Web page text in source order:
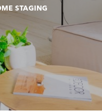
STAGING